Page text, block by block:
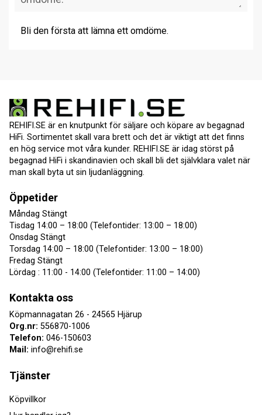
Bli den första att lämna ett omdöme.
REHIFI.SE är en knutpunkt för säljare och köpare av begagnad
HiFi. Sortimentet skall vara brett och det är viktigt att det finns
en hög service mot våra kunder. REHIFI.SE är idag störst på
begagnad HiFi i skandinavien och skall bli det självklara valet när
man skall byta ut sin ljudanläggning.
Öppetider
Måndag Stängt
Tisdag 14:00 – 18:00 (Telefontider: 13:00 – 18:00)
Onsdag Stängt
Torsdag 14:00 – 18:00 (Telefontider: 13:00 – 18:00)
Fredag Stängt
Lördag : 11:00 - 14:00 (Telefontider: 11:00 – 14:00)
Kontakta oss
Köpmannagatan 26 - 24565 Hjärup
Org.nr: 556870-1006
Telefon: 046-150603
Mail: info@rehifi.se
Tjänster
Köpvillkor